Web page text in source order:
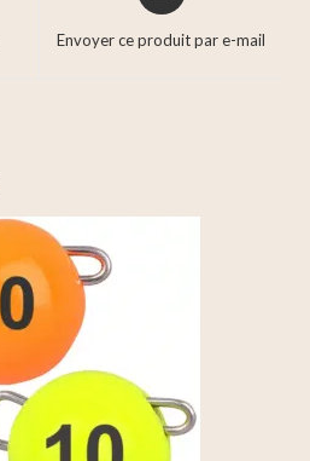
Envoyer ce produit par e-mail